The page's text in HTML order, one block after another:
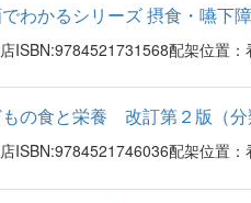
わかるシリーズ 摂食・嚥下
ISBN:9784521731568配架位置
の食と栄養 改訂第２版（分
ISBN:9784521746036配架位置